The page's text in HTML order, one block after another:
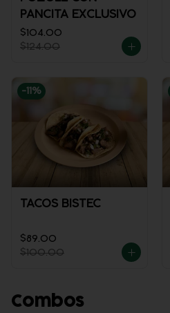
PANCITA EXCLUSIVO
$104.00
$124.00
-11 %
TACOS BISTEC
$89.00
$100.00
Combos